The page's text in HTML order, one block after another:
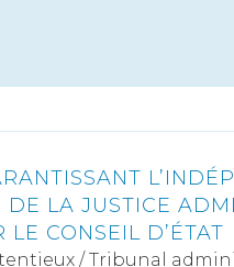
DE LA JUSTICE
LE CONSEIL D’ÉTAT
/Tribunal